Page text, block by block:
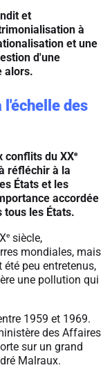
et
à
et une
d'une
alors.
des
conflits du XXe
réfléchir à la
États et les
accordée
tous les États.
e siècle,
mondiales, mais
peu entretenus,
une pollution qui
1959 et 1969.
des Affaires
sur un grand
Malraux.